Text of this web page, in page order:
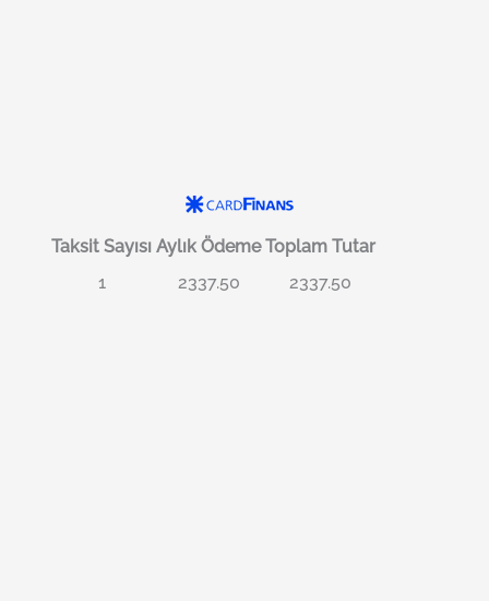
Taksit Sayısı Aylık Ödeme Toplam Tutar
1
2337.50 2337.50